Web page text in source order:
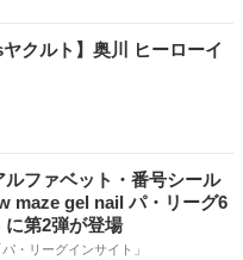
クルト】奥川 ヒーローイ
ファベット・番号シール
maze gel nail パ・リーグ6
第2弾が登場
・リーグインサイト」